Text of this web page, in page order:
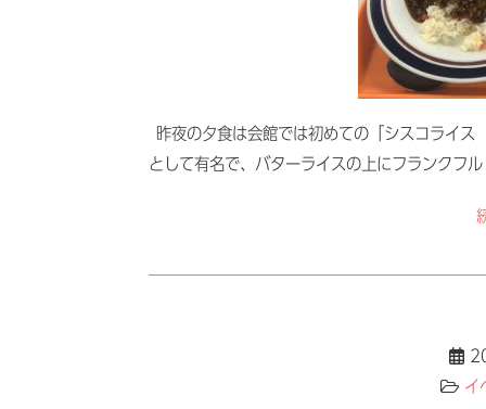
昨夜の夕食は会館では初めての「シスコライス
として有名で、バターライスの上にフランクフ
イ